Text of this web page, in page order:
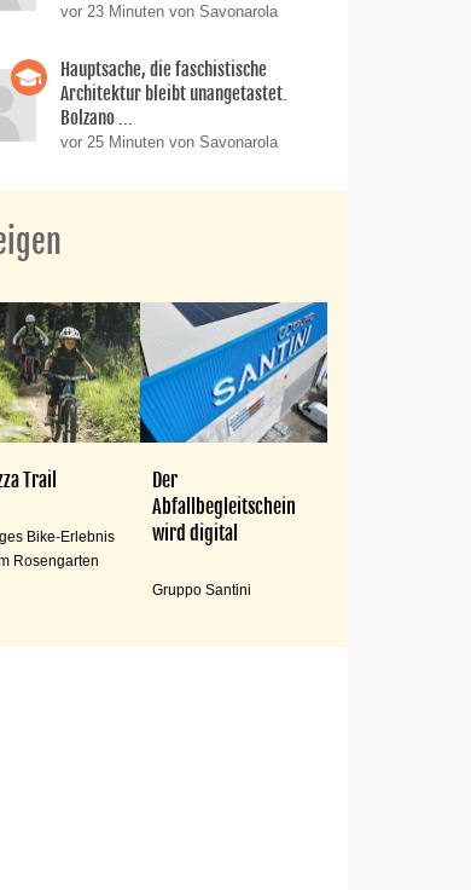
vor 23 Minuten von Savonarola
Hauptsache, die faschistische
Architektur bleibt unangetastet.
Bolzano ...
vor 25 Minuten von Savonarola
Trail
Bike-Erlebnis
Rosengarten
Der
Abfallbegleitschein
wird digital
Gruppo Santini